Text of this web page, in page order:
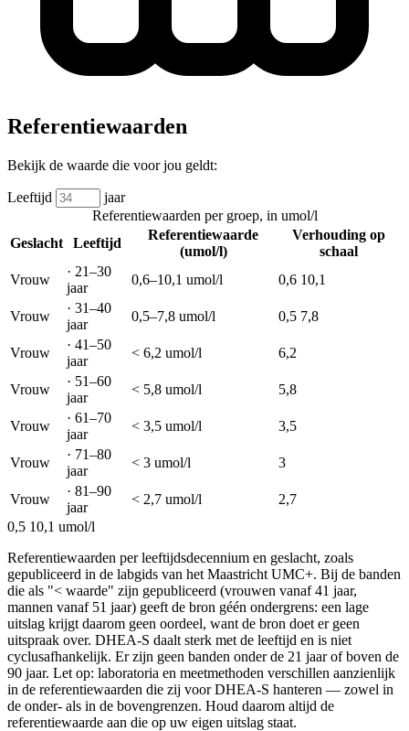
Referentiewaarden
Bekijk de waarde die voor jou geldt:
Leeftijd
jaar
Referentiewaarden per groep, in umol/l
Geslacht
Leeftijd
Referentiewaarde
(umol/l)
Verhouding op
schaal
Vrouw
· 21–30
jaar
0,6–10,1 umol/l 0,6 10,1
Vrouw
· 31–40
jaar
0,5–7,8 umol/l 0,5 7,8
Vrouw
· 41–50
jaar
< 6,2 umol/l 6,2
Vrouw
· 51–60
jaar
< 5,8 umol/l 5,8
Vrouw
· 61–70
jaar
< 3,5 umol/l 3,5
Vrouw
· 71–80
jaar
< 3 umol/l 3
Vrouw
· 81–90
jaar
< 2,7 umol/l
2,7
0,5 10,1 umol/l
Referentiewaarden per leeftijdsdecennium en geslacht, zoals
gepubliceerd in de labgids van het Maastricht UMC+. Bij de banden
die als "< waarde" zijn gepubliceerd (vrouwen vanaf 41 jaar,
mannen vanaf 51 jaar) geeft de bron géén ondergrens: een lage
uitslag krijgt daarom geen oordeel, want de bron doet er geen
uitspraak over. DHEA-S daalt sterk met de leeftijd en is niet
cyclusafhankelijk. Er zijn geen banden onder de 21 jaar of boven de
90 jaar. Let op: laboratoria en meetmethoden verschillen aanzienlijk
in de referentiewaarden die zij voor DHEA-S hanteren — zowel in
de onder- als in de bovengrenzen. Houd daarom altijd de
referentiewaarde aan die op uw eigen uitslag staat.